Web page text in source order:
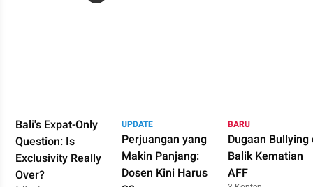
Bali's Expat-Only
Question: Is
Exclusivity Really
Over?
UPDATE
Perjuangan yang
Makin Panjang:
Dosen Kini Harus
BARU
Dugaan Bullying
Balik Kematian
AFF